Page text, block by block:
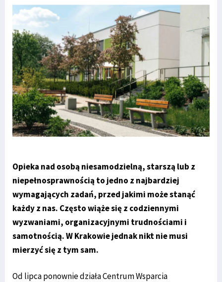
Opieka nad osobą niesamodzielną, starszą lub z
niepełnosprawnością to jedno z najbardziej
wymagających zadań, przed jakimi może stanąć
każdy z nas. Często wiąże się z codziennymi
wyzwaniami, organizacyjnymi trudnościami i
samotnością. W Krakowie jednak nikt nie musi
mierzyć się z tym sam.
Od lipca ponownie działa Centrum Wsparcia